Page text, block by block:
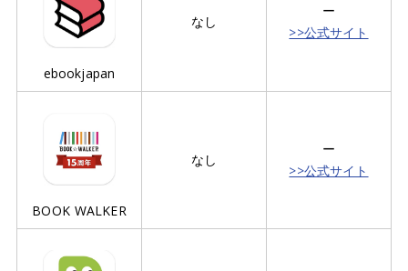
ebookjapan
なし
ー
>>公式サイト
BOOK WALKER
なし
ー
>>公式サイト